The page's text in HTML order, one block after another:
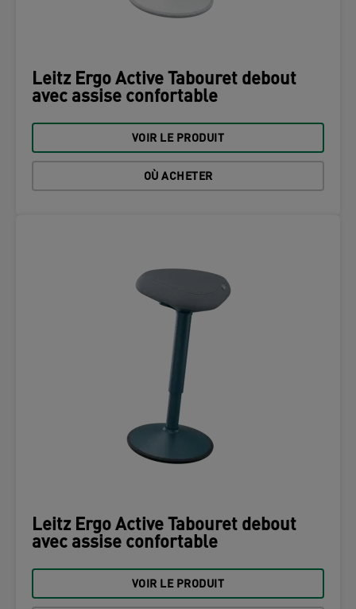
Leitz Ergo Active Tabouret debout
avec assise confortable
VOIR LE PRODUIT
OÙ ACHETER
Leitz Ergo Active Tabouret debout
avec assise confortable
VOIR LE PRODUIT